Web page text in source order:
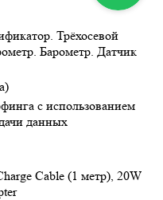
Трёхосевой
Барометр. Датчик
с использованием
данных
Cable (1 метр), 20W